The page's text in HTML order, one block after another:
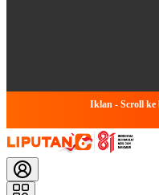
Iklan - Scroll